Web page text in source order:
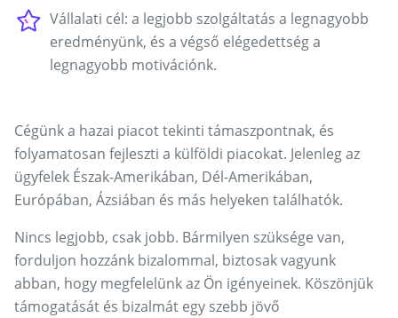
Vállalati cél: a legjobb szolgáltatás a legnagyobb
eredményünk, és a végső elégedettség a
legnagyobb motivációnk.
Cégünk a hazai piacot tekinti támaszpontnak, és
folyamatosan fejleszti a külföldi piacokat. Jelenleg az
ügyfelek Észak-Amerikában, Dél-Amerikában,
Európában, Ázsiában és más helyeken találhatók.
Nincs legjobb, csak jobb. Bármilyen szüksége van,
forduljon hozzánk bizalommal, biztosak vagyunk
abban, hogy megfelelünk az Ön igényeinek. Köszönjük
támogatását és bizalmát egy szebb jövő